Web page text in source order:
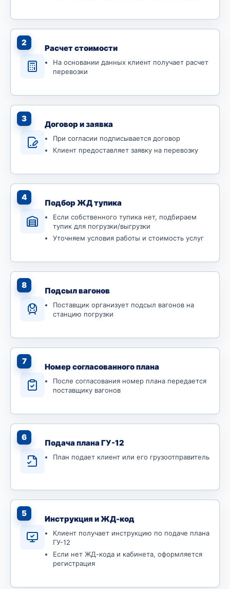
2
Расчет стоимости
На основании данных клиент получает расчет
перевозки
3
Договор и заявка
При согласии подписывается договор
Клиент предоставляет заявку на перевозку
4
Подбор ЖД тупика
Если собственного тупика нет, подбираем
тупик для погрузки/выгрузки
Уточняем условия работы и стоимость услуг
8
Подсыл вагонов
Поставщик организует подсыл вагонов на
станцию погрузки
7
Номер согласованного плана
После согласования номер плана передается
поставщику вагонов
6
Подача плана ГУ-12
План подает клиент или его грузоотправитель
5
Инструкция и ЖД-код
Клиент получает инструкцию по подаче плана
ГУ-12
Если нет ЖД-кода и кабинета, оформляется
регистрация